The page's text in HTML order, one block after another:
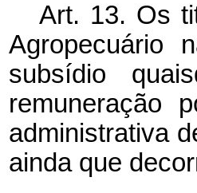
Art. 13. Os
Agropecuário
subsídio
remuneração
administrativa
ainda que